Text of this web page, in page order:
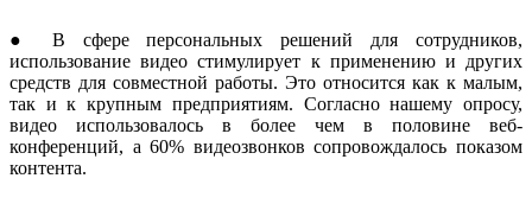
● В сфере персональных решений для сотрудников,
использование видео стимулирует к применению и других
средств для совместной работы. Это относится как к малым,
так и к крупным предприятиям. Согласно нашему опросу,
видео использовалось в более чем в половине веб-
конференций, а 60% видеозвонков сопровождалось показом
контента.